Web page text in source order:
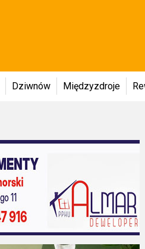
Dziwnów Międzyzdroje